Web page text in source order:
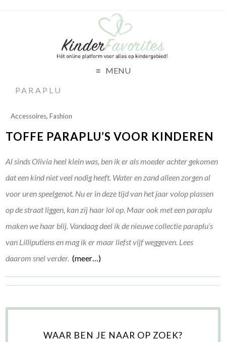
MENU
PARAPLU
Accessoires,Fashion
TOFFE PARAPLU’S VOOR KINDEREN
Al sinds Olivia heel klein was, ben ik er als moeder achter gekomen
dat een kind niet veel nodig heeft. Water en zand alleen zorgen al
voor uren speelgenot. Nu er in deze tijd van het jaar volop plassen
op de straat liggen, kan zij haar lol op. Maar ook met een paraplu
maken we haar blij. Vandaag deel ik de nieuwe collectie paraplu’s
van Lilliputiens en mag ik er maar liefst vijf weggeven. Lees
daarom snel verder. (meer…)
WAAR BEN JE NAAR OP ZOEK?